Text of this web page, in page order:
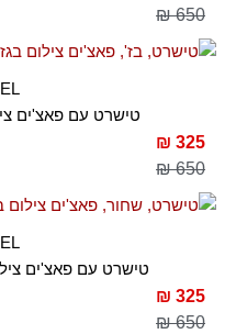
650 ₪
טישרט עם פאצ'ים
325 ₪
650 ₪
טישרט עם פאצ'ים
325 ₪
650 ₪